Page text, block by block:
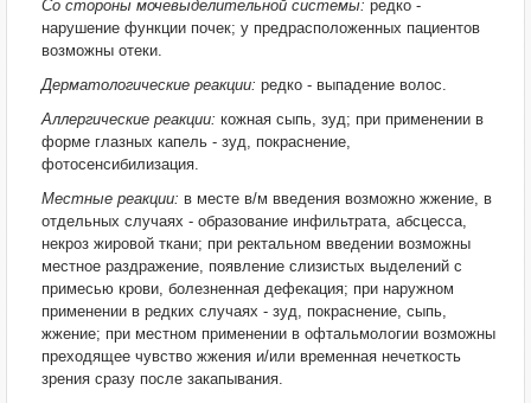
Со стороны мочевыделительной системы: редко -
нарушение функции почек; у предрасположенных пациентов
возможны отеки.
Дерматологические реакции: редко - выпадение волос.
Аллергические реакции: кожная сыпь, зуд; при применении в
форме глазных капель - зуд, покраснение,
фотосенсибилизация.
Местные реакции: в месте в/м введения возможно жжение, в
отдельных случаях - образование инфильтрата, абсцесса,
некроз жировой ткани; при ректальном введении возможны
местное раздражение, появление слизистых выделений с
примесью крови, болезненная дефекация; при наружном
применении в редких случаях - зуд, покраснение, сыпь,
жжение; при местном применении в офтальмологии возможны
преходящее чувство жжения и/или временная нечеткость
зрения сразу после закапывания.